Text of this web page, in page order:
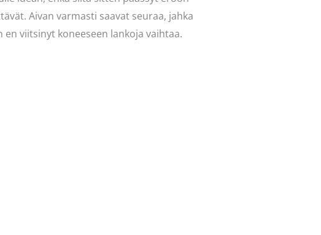
Aivan varmasti saavat seuraa, jahka
viitsinyt koneeseen lankoja vaihtaa.